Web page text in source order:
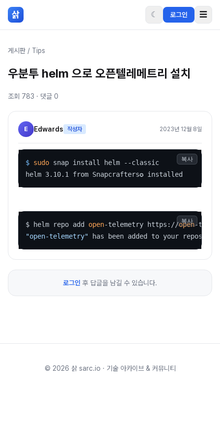
본문 바로가기
삵 ☾ 로그인 ☰
게시판 / Tips
우분투 helm 으로 오픈텔레메트리 설치
조회 783 · 댓글 0
E Edwards 작성자 2023년 12월 8일
$ sudo snap install helm --classic
helm 3.10.1 from Snapcrafters✪ installed
복사
$ helm repo add open-telemetry https://open-
"open-telemetry" has been added to your
복사
로그인 후 답글을 남길 수 있습니다.
© 2026 삵 sarc.io · 기술 아카이브 & 커뮤니티